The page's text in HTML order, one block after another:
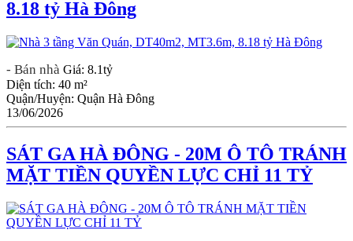
8.18 tỷ Hà Đông
- Bán nhà Giá: 8.1tỷ
Diện tích: 40 m²
Quận/Huyện: Quận Hà Đông
13/06/2026
SÁT GA HÀ ĐÔNG - 20M Ô TÔ TRÁNH
MẶT TIỀN QUYỀN LỰC CHỈ 11 TỶ